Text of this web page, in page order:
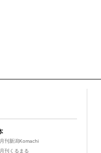
月刊新潟Komachi
月刊くるまる